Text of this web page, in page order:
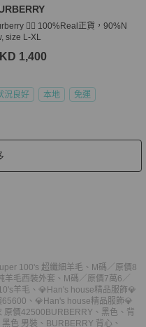
👍🏻 100%Real正貨，90%N
size L-XL
1,400
況良好 本地 免運
100's 超纖細羊毛 、 M碼／原價8
羊毛西裝外套 、 M碼／原價7萬6／
羊毛 、 💎Han's house精品服飾💎
65600 、 💎Han's house精品服飾💎
原價42500BURBERRY 、 黑色 、 背
黑色 男裝 、 BURBERRY 背心 、